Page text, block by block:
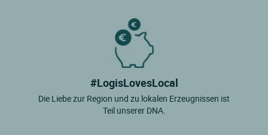
#LogisLovesLocal
Die Liebe zur Region und zu lokalen Erzeugnissen ist
Teil unserer DNA.